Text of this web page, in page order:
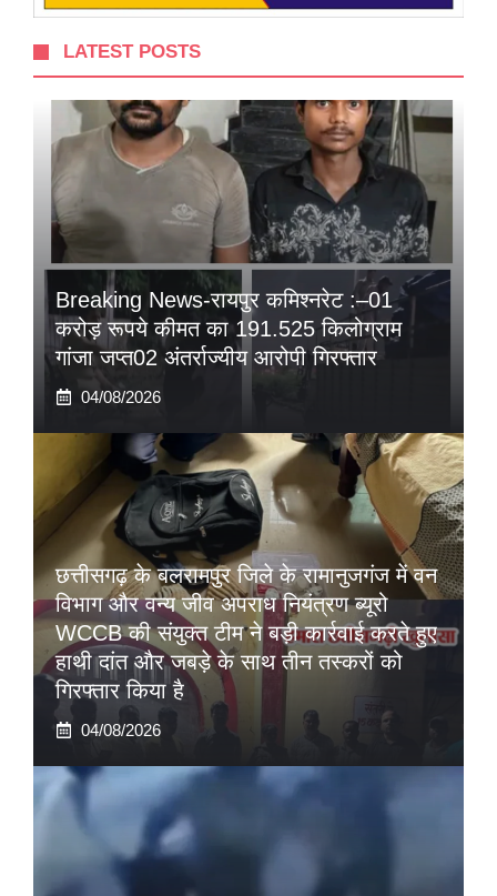
LATEST POSTS
Breaking News-रायपुर कमिश्नरेट :–01
करोड़ रूपये कीमत का 191.525 किलोग्राम
गांजा जप्त02 अंतर्राज्यीय आरोपी गिरफ्तार
04/08/2026
छत्तीसगढ़ के बलरामपुर जिले के रामानुजगंज में वन
विभाग और वन्य जीव अपराध नियंत्रण ब्यूरो
WCCB की संयुक्त टीम ने बड़ी कार्रवाई करते हुए
हाथी दांत और जबड़े के साथ तीन तस्करों को
गिरफ्तार किया है
04/08/2026